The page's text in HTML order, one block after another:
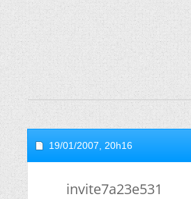
19/01/2007, 20h16
invite7a23e531